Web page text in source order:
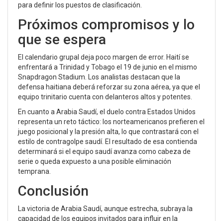
para definir los puestos de clasificación.
Próximos compromisos y lo
que se espera
El calendario grupal deja poco margen de error. Haití se
enfrentará a Trinidad y Tobago el 19 de junio en el mismo
Snapdragon Stadium. Los analistas destacan que la
defensa haitiana deberá reforzar su zona aérea, ya que el
equipo trinitario cuenta con delanteros altos y potentes.
En cuanto a Arabia Saudí, el duelo contra Estados Unidos
representa un reto táctico: los norteamericanos prefieren el
juego posicional y la presión alta, lo que contrastará con el
estilo de contragolpe saudí. El resultado de esa contienda
determinará si el equipo saudí avanza como cabeza de
serie o queda expuesto a una posible eliminación
temprana.
Conclusión
La victoria de Arabia Saudí, aunque estrecha, subraya la
capacidad de los equipos invitados para influir en la